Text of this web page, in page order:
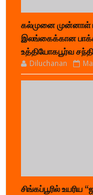
கல்முனை முன்னாள்
இலங்கைக்கான
உத்தியோகபூர்வ
Diluchanan
சிங்கப்பூரில் உயரிய